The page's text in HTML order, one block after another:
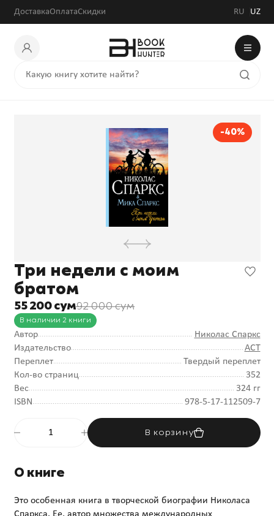
ДоставкаОплатаСкидки RU UZ
-40%
Три недели с моим
братом
55 200 сум92 000 сум
В наличии 2 книги
Автор
Николас Спаркс
Издательство
АСТ
Переплет
Твердый переплет
Кол-во страниц
352
Вес
324 гг
ISBN
978-5-17-112509-7
В корзину
О книге
Это особенная книга в творческой биографии Николаса
Спаркса. Ее, автор множества международных